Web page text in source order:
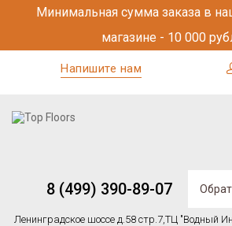
Минимальная сумма заказа в
магазине - 10 000
Напишите нам
8 (499) 390-89-07
Ленинградское шоссе д.58 стр.7,ТЦ "Водный